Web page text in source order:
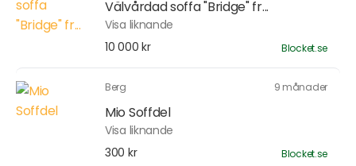
Välvårdad soffa "Bridge" fr...
Visa liknande
10 000 kr
Blocket.se
Berg 9 månader
Mio Soffdel
Visa liknande
300 kr
Blocket.se